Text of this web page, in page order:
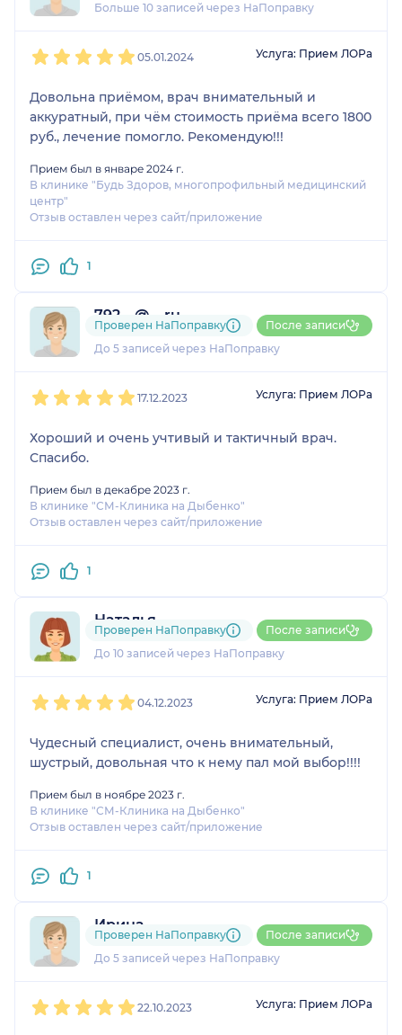
Больше 10 записей через НаПоправку
05.01.2024 Услуга: Прием ЛОРа
Довольна приёмом, врач внимательный и
аккуратный, при чём стоимость приёма всего 1800
руб., лечение помогло. Рекомендую!!!
Прием был в январе 2024 г.
В клинике "Будь Здоров, многопрофильный медицинский
центр"
Отзыв оставлен через сайт/приложение
1
792....@....ru
2 отзыва
До 5 записей через НаПоправку
Проверен НаПоправку После записи
17.12.2023 Услуга: Прием ЛОРа
Хороший и очень учтивый и тактичный врач.
Спасибо.
Прием был в декабре 2023 г.
В клинике "СМ-Клиника на Дыбенко"
Отзыв оставлен через сайт/приложение
1
Наталья
2 отзыва
До 10 записей через НаПоправку
Проверен НаПоправку После записи
04.12.2023 Услуга: Прием ЛОРа
Чудесный специалист, очень внимательный,
шустрый, довольная что к нему пал мой выбор!!!!
Прием был в ноябре 2023 г.
В клинике "СМ-Клиника на Дыбенко"
Отзыв оставлен через сайт/приложение
1
Ирина
1 отзыв
До 5 записей через НаПоправку
Проверен НаПоправку После записи
22.10.2023 Услуга: Прием ЛОРа